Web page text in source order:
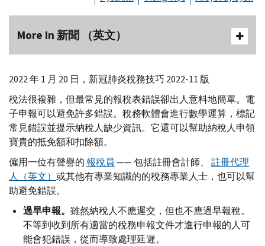
More In 新聞 （英文）
2022 年 1 月 20 日，新冠肺炎稅務技巧 2022-11 版
稅法很複雜，但最常見的報稅表錯誤卻出人意料地簡單。電
子申報可以避免許多錯誤。稅務軟體會進行數學運算，標記
常見錯誤並提示納稅人缺少資訊。它還可以幫助納稅人申領
寶貴的抵免額和扣除額。
僱用一位有聲譽的報稅員 —— 包括註冊會計師、 註冊代理
人（英文） 或其他有專業知識的的稅務專業人士，也可以幫
助避免錯誤。
過早申報。 雖然納稅人不應遲交，但也不應過早報稅。
不等到收到所有適當的稅務申報文件才進行申報的人可
能會犯錯誤，從而導致處理延遲。